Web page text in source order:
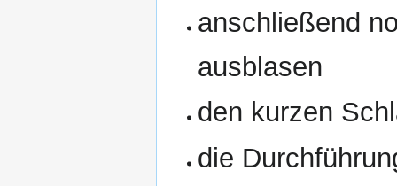
anschließend
ausblasen
den kurzen
die